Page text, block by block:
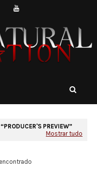
PRODUCER'S PREVIEW
Mostrar tudo